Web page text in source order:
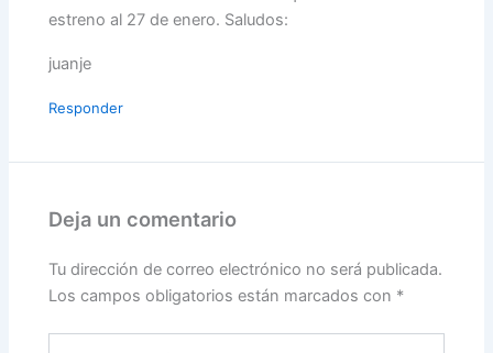
estreno al 27 de enero. Saludos:
juanje
Responder
Deja un comentario
Tu dirección de correo electrónico no será publicada.
Los campos obligatorios están marcados con *